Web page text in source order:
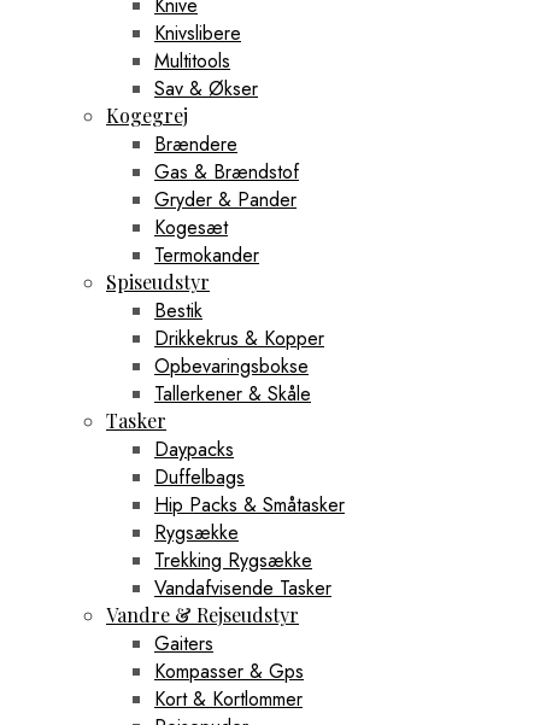
Knive
Knivslibere
Multitools
Sav & Økser
Kogegrej
Brændere
Gas & Brændstof
Gryder & Pander
Kogesæt
Termokander
Spiseudstyr
Bestik
Drikkekrus & Kopper
Opbevaringsbokse
Tallerkener & Skåle
Tasker
Daypacks
Duffelbags
Hip Packs & Småtasker
Rygsække
Trekking Rygsække
Vandafvisende Tasker
Vandre & Rejseudstyr
Gaiters
Kompasser & Gps
Kort & Kortlommer